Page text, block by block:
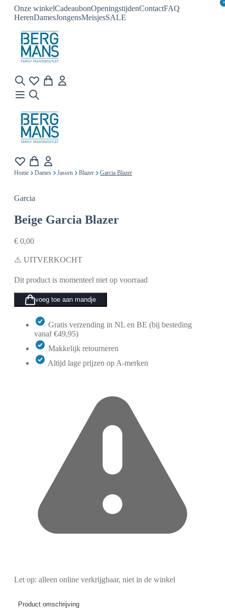
Onze winkelCadeaubonOpeningstijdenContactFAQ
HerenDamesJongensMeisjesSALE
×
×
Home Dames Jassen Blazer Garcia Blazer
Garcia
Beige Garcia Blazer
€ 0,00
⚠️ UITVERKOCHT
Dit product is momenteel niet op voorraad
voeg toe aan mandje
Gratis verzending in NL en BE (bij besteding
vanaf €49,95)
Makkelijk retourneren
Altijd lage prijzen op A-merken
Let op: alleen online verkrijgbaar, niet in de winkel
Product omschrijving